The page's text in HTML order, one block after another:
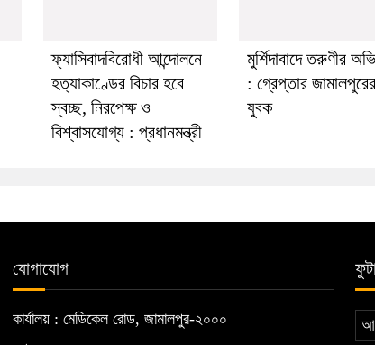
ফ্যাসিবাদবিরোধী আন্দোলনে
হত্যাকাণ্ডের বিচার হবে
স্বচ্ছ, নিরপেক্ষ ও
বিশ্বাসযোগ্য : প্রধানমন্ত্রী
মুর্শিদাবাদে তরুণীর
: গ্রেপ্তার জামালপুরের
যুবক
যোগাযোগ
কার্যালয় : মেডিকেল রোড, জামালপুর-২০০০